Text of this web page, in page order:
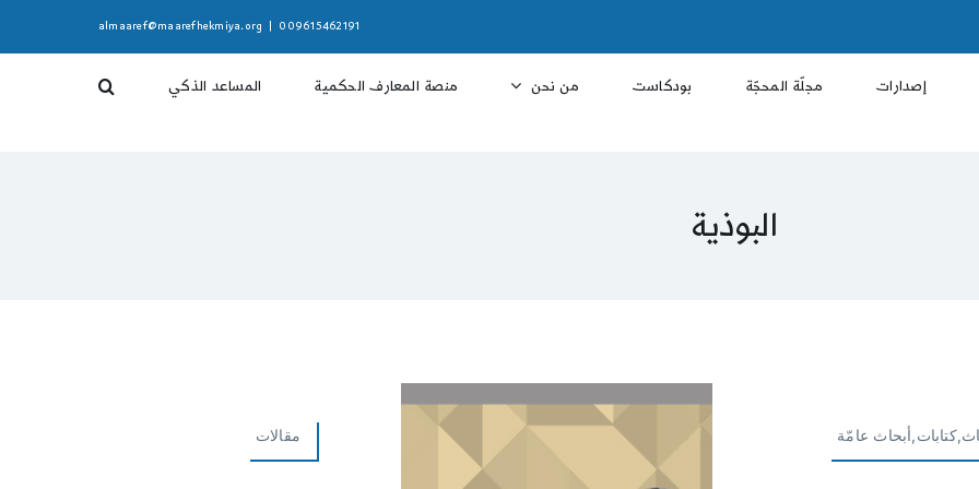
009615462191
almaaref@maarefhekmiya.org
إصدارات مجلّة المحجّة بودكاست من نحن منصة المعارف الحكمية المساعد الذكي
البوذية
عامّة مقالات